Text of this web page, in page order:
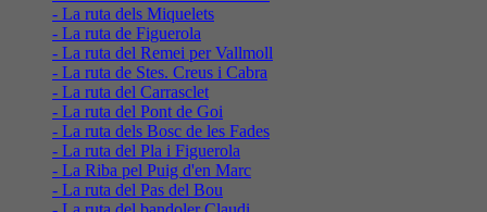
- La ruta dels Miquelets
- La ruta de Figuerola
- La ruta del Remei per Vallmoll
- La ruta de Stes. Creus i Cabra
- La ruta del Carrasclet
- La ruta del Pont de Goi
- La ruta dels Bosc de les Fades
- La ruta del Pla i Figuerola
- La Riba pel Puig d'en Marc
- La ruta del Pas del Bou